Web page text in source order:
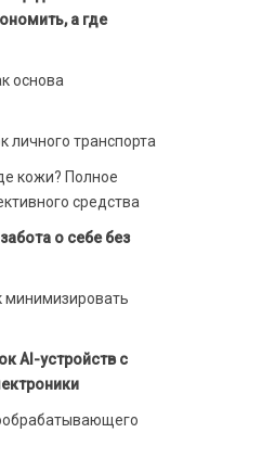
а где
основа
личного транспорта
кожи? Полное
средства
о себе без
минимизировать
AI-устройств с